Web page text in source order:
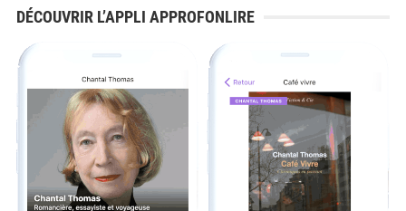
DÉCOUVRIR L’APPLI APPROFONLIRE